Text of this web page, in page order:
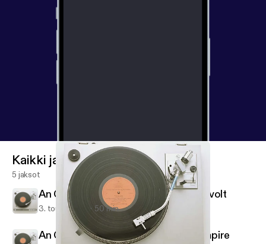
Kaikki jaksot
5 jaksot
An Old Old Story: Youth Group in Revolt
3. touko 2012 50 min
An Old Old Story: Community for Empire